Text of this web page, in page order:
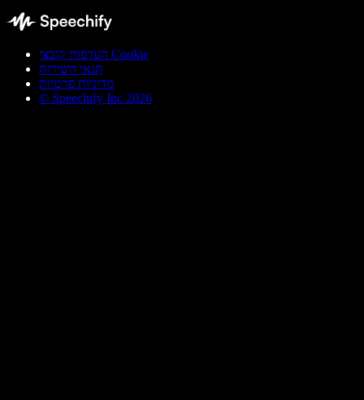
העדפות קובצי Cookie
תנאי השירות
מדיניות פרטיות
© Speechify Inc 2026